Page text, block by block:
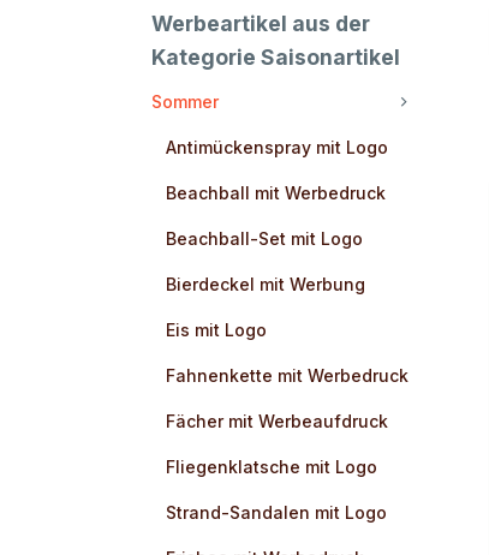
Werbeartikel aus der
Kategorie Saisonartikel
Sommer
Antimückenspray mit Logo
Beachball mit Werbedruck
Beachball-Set mit Logo
Bierdeckel mit Werbung
Eis mit Logo
Fahnenkette mit Werbedruck
Fächer mit Werbeaufdruck
Fliegenklatsche mit Logo
Strand-Sandalen mit Logo